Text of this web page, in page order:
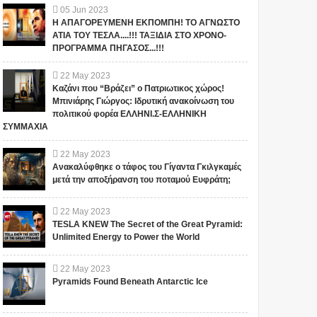
05 Jun 2023
Η ΑΠΑΓΟΡΕΥΜΕΝΗ ΕΚΠΟΜΠΗ! ΤΟ ΑΓΝΩΣΤΟ
ΑΤΙΑ ΤΟΥ ΤΕΣΛΑ....!!! ΤΑΞΙΔΙΑ ΣΤΟ ΧΡΟΝΟ-
ΠΡΟΓΡΑΜΜΑ ΠΗΓΑΣΟΣ...!!!
22 May 2023
Καζάνι που “Βράζει” ο Πατριωτικος χώρος!
Μπινιάρης Γιώργος: Ιδρυτική ανακοίνωση του
πολιτικού φορέα ΕΛΛΗΝΙ.Σ-ΕΛΛΗΝΙΚΗ
ΣΥΜΜΑΧΙΑ
22 May 2023
Ανακαλύφθηκε ο τάφος του Γίγαντα Γκιλγκαμές
μετά την αποξήρανση του ποταμού Ευφράτη;
22 May 2023
TESLA KNEW The Secret of the Great Pyramid:
Unlimited Energy to Power the World
22 May 2023
Pyramids Found Beneath Antarctic Ice